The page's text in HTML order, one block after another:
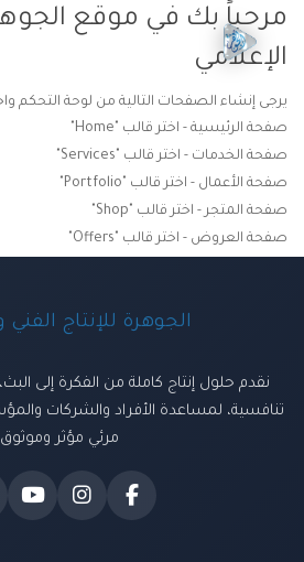
مرحباً بك في موقع
الإعلامي
يرجى إنشاء الصفحات التالية من لوحة التحكم
صفحة الرئيسية - اختر قالب "Home"
صفحة الخدمات - اختر قالب "Services"
صفحة الأعمال - اختر قالب "Portfolio"
صفحة المتجر - اختر قالب "Shop"
صفحة العروض - اختر قالب "Offers"
الجوهرة للإنتاج الفني
نقدم حلول إنتاج كاملة من الفكرة إلى
تنافسية، لمساعدة الأفراد والشركات
مرئي مؤثر